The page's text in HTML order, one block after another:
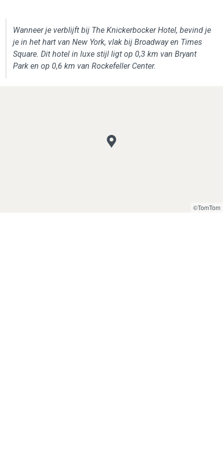
Wanneer je verblijft bij The Knickerbocker Hotel, bevind je
je in het hart van New York, vlak bij Broadway en Times
Square. Dit hotel in luxe stijl ligt op 0,3 km van Bryant
Park en op 0,6 km van Rockefeller Center.
©TomTom